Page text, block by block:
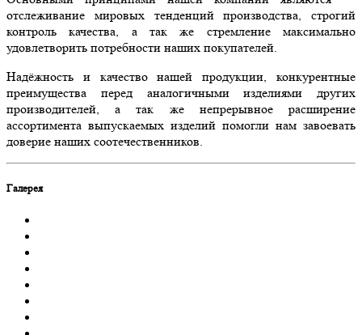
отслеживание мировых тенденций производства, строгий
контроль качества, а так же стремление максимально
удовлетворить потребности наших покупателей.
Надёжность и качество нашей продукции, конкурентные
преимущества перед аналогичными изделиями других
производителей, а так же непрерывное расширение
ассортимента выпускаемых изделий помогли нам завоевать
доверие наших соотечественников.
Галерея